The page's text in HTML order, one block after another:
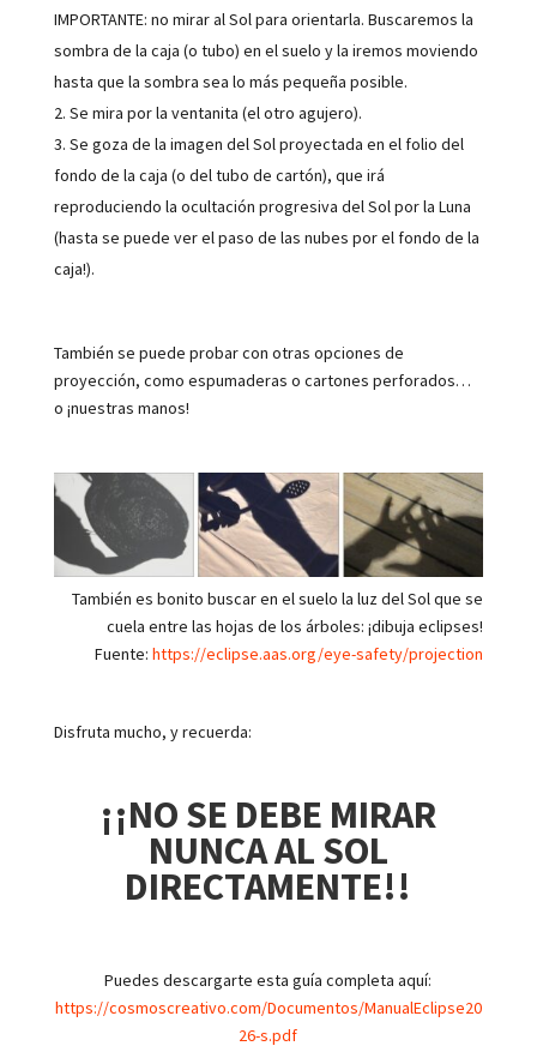
IMPORTANTE: no mirar al Sol para orientarla. Buscaremos la
sombra de la caja (o tubo) en el suelo y la iremos moviendo
hasta que la sombra sea lo más pequeña posible.
Se mira por la ventanita (el otro agujero).
Se goza de la imagen del Sol proyectada en el folio del
fondo de la caja (o del tubo de cartón), que irá
reproduciendo la ocultación progresiva del Sol por la Luna
(hasta se puede ver el paso de las nubes por el fondo de la
caja!).
También se puede probar con otras opciones de
proyección, como espumaderas o cartones perforados…
o ¡nuestras manos!
También es bonito buscar en el suelo la luz del Sol que se
cuela entre las hojas de los árboles: ¡dibuja eclipses!
Fuente:https://eclipse.aas.org/eye-safety/projection
Disfruta mucho, y recuerda:
¡¡NO SE DEBE MIRAR
NUNCA AL SOL
DIRECTAMENTE!!
Puedes descargarte esta guía completa aquí:
https://cosmoscreativo.com/Documentos/ManualEclipse20
26-s.pdf